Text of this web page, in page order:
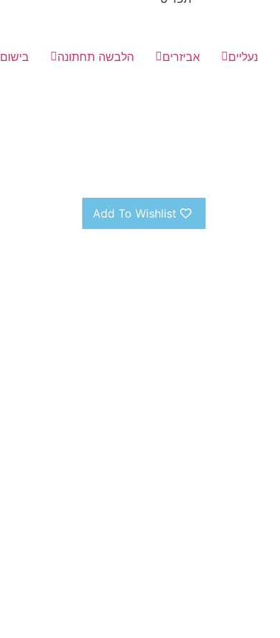
נעליים אביזרים הלבשה תחתונה בישום
Add To Wishlist